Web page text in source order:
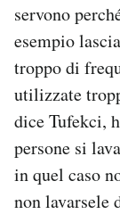
servono
esempio
troppo di
utilizzate
dice Tufekci,
persone si
in quel caso
non lavarsele